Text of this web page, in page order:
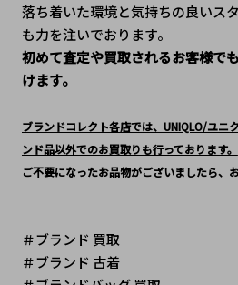
落ち着いた環境と気持ちの良いス
も力を注いでおります。
初めて査定や買取されるお客様で
けます。
ブランドコレクト各店では、UNIQLO/ユニ
ンド品以外でのお買取りも行っております。
ご不要になったお品物がございましたら、
＃ブランド 買取
＃ブランド 古着